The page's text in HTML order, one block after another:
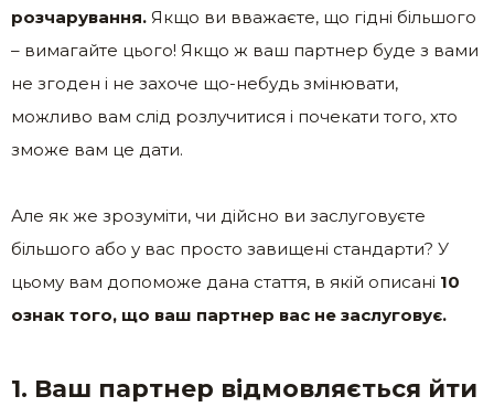
розчарування. Якщо ви вважаєте, що гідні більшого
– вимагайте цього! Якщо ж ваш партнер буде з вами
не згоден і не захоче що-небудь змінювати,
можливо вам слід розлучитися і почекати того, хто
зможе вам це дати.
Але як же зрозуміти, чи дійсно ви заслуговуєте
більшого або у вас просто завищені стандарти? У
цьому вам допоможе дана стаття, в якій описані 10
ознак того, що ваш партнер вас не заслуговує.
1. Ваш партнер відмовляється йти